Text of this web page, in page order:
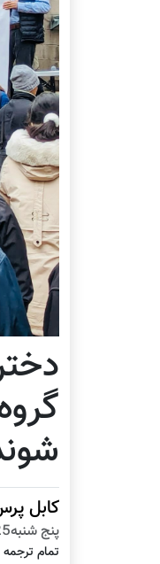
کابل
پنج شنبه25 جنوری 2024
تمام